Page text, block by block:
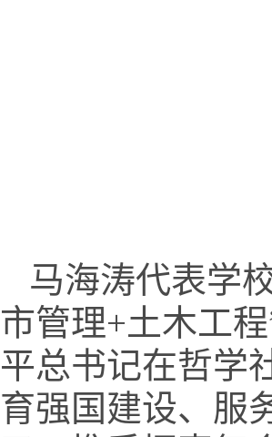
马海涛代表学
市管理+土木工
平总书记在哲学
育强国建设、服